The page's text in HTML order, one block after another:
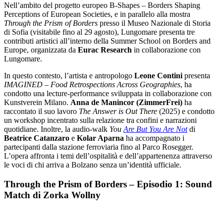
Nell’ambito del progetto europeo B-Shapes – Borders Shaping
Perceptions of European Societies, e in parallelo alla mostra
Through the Prism of Borders presso il Museo Nazionale di Storia
di Sofia (visitabile fino al 29 agosto), Lungomare presenta tre
contributi artistici all’interno della Summer School on Borders and
Europe, organizzata da Eurac Research in collaborazione con
Lungomare.
In questo contesto, l’artista e antropologo Leone Contini presenta
IMAGINED – Food Retrospections Across Geographies, ha
condotto una lecture-performance sviluppata in collaborazione con
Kunstverein Milano. Anna de Manincor (ZimmerFrei) ha
raccontato il suo lavoro The Answer is Out There (2025) e condotto
un workshop incentrato sulla relazione tra confini e narrazioni
quotidiane. Inoltre, la audio-walk You Are But You Are Notdi
Beatrice Catanzaro e Kolar Aparna ha accompagnato i
partecipanti dalla stazione ferroviaria fino al Parco Rosegger.
L’opera affronta i temi dell’ospitalità e dell’appartenenza attraverso
le voci di chi arriva a Bolzano senza un’identità ufficiale.
Through the Prism of Borders – Episodio 1: Sound
Match di Zorka Wollny